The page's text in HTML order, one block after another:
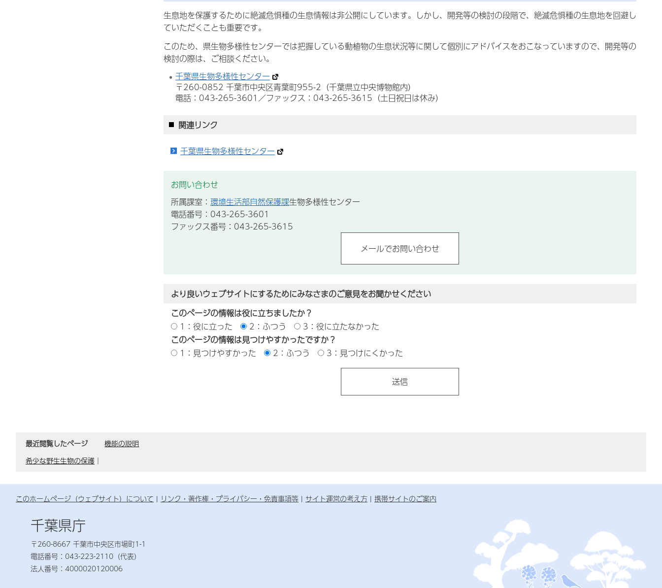
生息地を保護するために絶滅危惧種の生息情報は非公開にしています。しかし、開発等の検討の段階で、絶滅危惧種の生息地を回避し
ていただくことも重要です。
このため、県生物多様性センターでは把握している動植物の生息状況等に関して個別にアドバイスをおこなっていますので、開発等の
検討の際は、ご相談ください。
千葉県生物多様性センター
〒260-0852 千葉市中央区青葉町955-2（千葉県立中央博物館内）
電話：043-265-3601／ファックス：043-265-3615（土日祝日は休み）
関連リンク
千葉県生物多様性センター
お問い合わせ
所属課室： 環境生活部自然保護課生物多様性センター
電話番号：043-265-3601
ファックス番号：043-265-3615
より良いウェブサイトにするためにみなさまのご意見をお聞かせください
このページの情報は役に立ちましたか？
1：役に立った
2：ふつう
3：役に立たなかった
このページの情報は見つけやすかったですか？
1：見つけやすかった
2：ふつう 3：見つけにくかった
最近閲覧したページ
機能の説明
希少な野生生物の保護 ｜
このホームページ（ウェブサイト）について リンク・著作権・プライバシー・免責事項等 サイト運営の考え方 携帯サイトのご案内
千葉県庁
〒260-8667 千葉市中央区市場町1-1
電話番号：043-223-2110（代表）
法人番号：4000020120006